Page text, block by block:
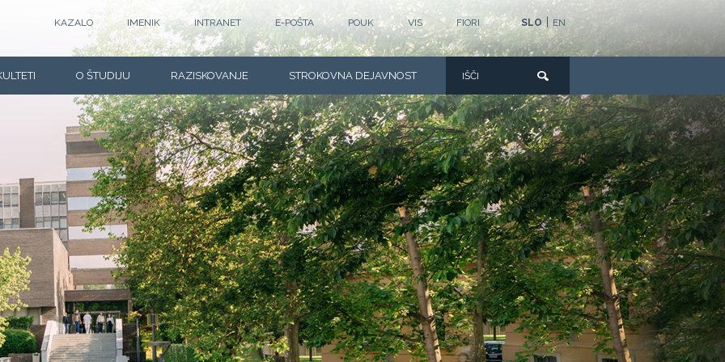
SLO EN
KAZALO IMENIK INTRANET E-POŠTA POUK VIS FIORI
O ŠTUDIJU RAZISKOVANJE STROKOVNA DEJAVNOST